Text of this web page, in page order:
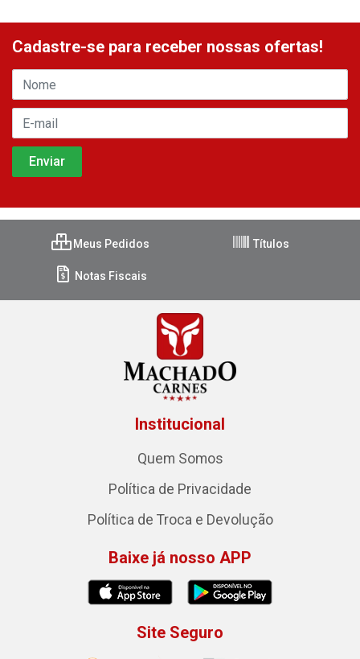
Cadastre-se para receber nossas ofertas!
Meus Pedidos Títulos
Notas Fiscais
Institucional
Quem Somos
Política de Privacidade
Política de Troca e Devolução
Baixe já nosso APP
Site Seguro